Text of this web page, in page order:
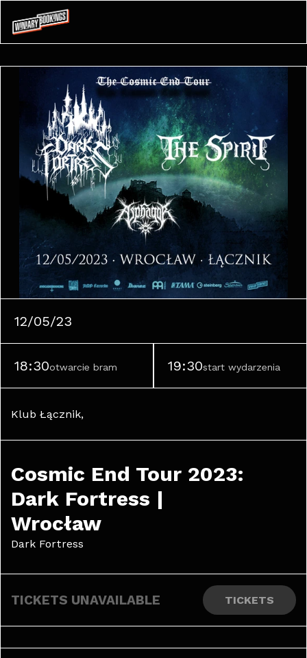
12/05/23
18:30otwarcie bram 19:30start wydarzenia
Klub Łącznik,
Cosmic End Tour 2023:
Dark Fortress |
Wrocław
Dark Fortress
TICKETS UNAVAILABLE TICKETS